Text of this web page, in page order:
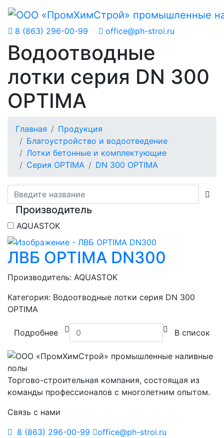
8 (863) 296-00-99 office@ph-stroi.ru
Водоотводные
лотки серия DN 300
OPTIMA
Главная
Продукция
Благоустройство и водоотведение
Лотки бетонные и комплектующие
Серия OPTIMA
DN 300 OPTIMA
Производитель
AQUASTOK
ЛВБ OPTIMA DN300
Производитель: AQUASTOK
Категория: Водоотводные лотки серия DN 300
OPTIMA
Подробнее В список
Торгово-строительная компания, состоящая из
команды профессионалов с многолетним опытом.
Связь с нами
8 (863) 296-00-99
office@ph-stroi.ru